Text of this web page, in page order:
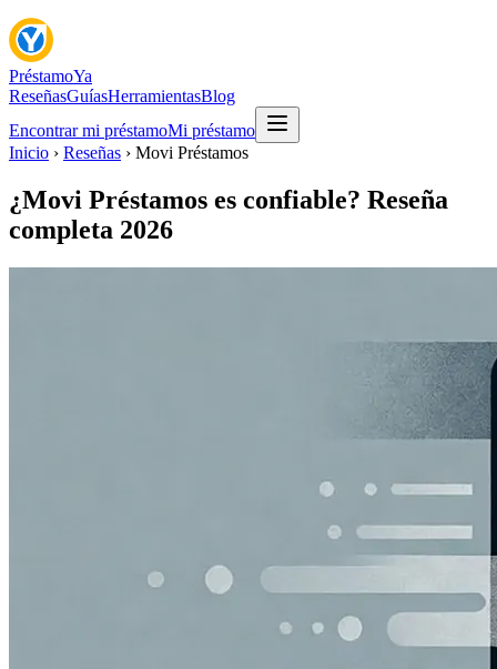
PréstamoYa
ReseñasGuíasHerramientasBlog
Encontrar mi préstamoMi préstamo
Inicio › Reseñas › Movi Préstamos
¿Movi Préstamos es confiable? Reseña
completa 2026